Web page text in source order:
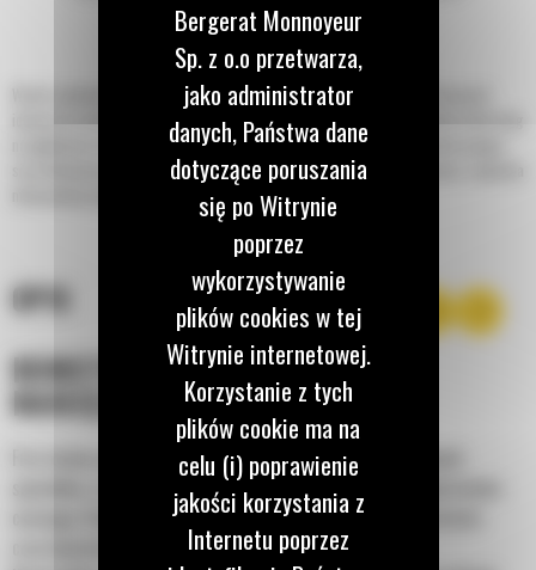
Wirnik systemu K do standardowego frezowania o rozstawie frezów 15 mm jest
idealny do usuwania warstwy wierzchniej lub całkowitego usuwania nawierzchni dróg
na głębokości do 330 mm (13 cali). Trwała, wydajna konstrukcja, charakteryzująca
się efektywnym przepływem materiału i doskonałym schematem skrawania, zapewnia
maksymalną wydajność frezowania.
OPIS
KONSTRUKCJA UCHWYTU
NARZĘDZIOWEGO
Frez można usuwać z uchwytu narzędziowego na wiele różnych
sposobów, a w wirniku zastosowano unikalne mocowanie pierścienia
ciernego. Dzięki temu można szybciej wymieniać części i skrócić
czas konserwacji wirnika krótszy.
Bergerat Monnoyeur
Sp. z o.o przetwarza,
jako administrator
danych, Państwa dane
dotyczące poruszania
się po Witrynie
poprzez
wykorzystywanie
plików cookies w tej
Witrynie internetowej.
Korzystanie z tych
plików cookie ma na
celu (i) poprawienie
jakości korzystania z
Internetu poprzez